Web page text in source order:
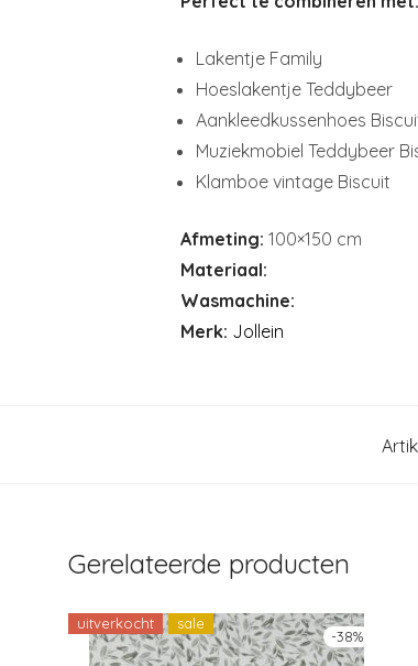
Lakentje Family
Hoeslakentje Teddybeer
Aankleedkussenhoes
Muziekmobiel Teddybeer
Klamboe vintage Biscuit
Afmeting: 100×150 cm
Materiaal:
Wasmachine:
Merk: Jollein
Gerelateerde producten
-38%
uitverkocht sale